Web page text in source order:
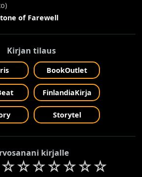
)
of Farewell
Kirjan tilaus
BookOutlet
FinlandiaKirja
Storytel
kirjalle
☆☆☆☆☆☆☆